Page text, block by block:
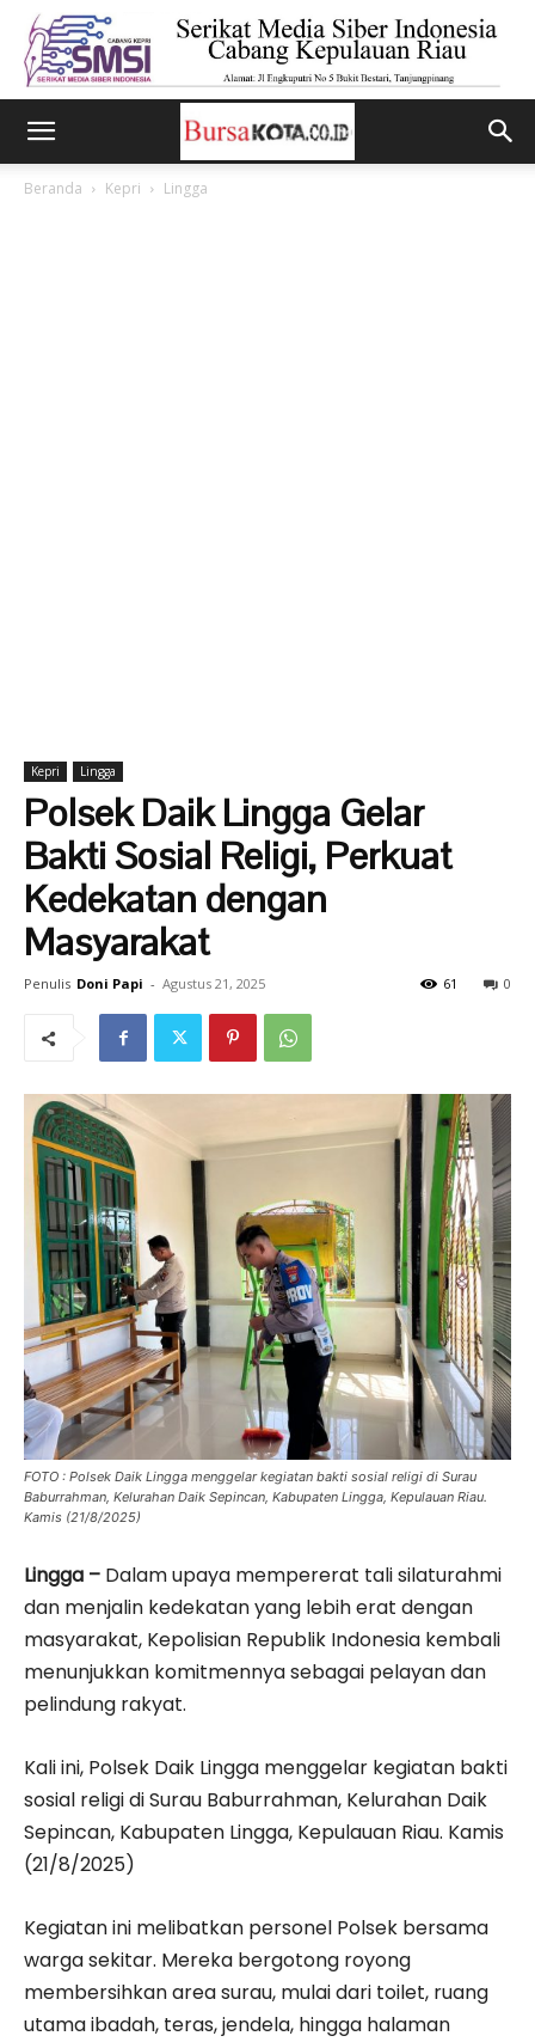
Beranda Kepri Lingga
Kepri Lingga
Polsek Daik Lingga Gelar
Bakti Sosial Religi, Perkuat
Kedekatan dengan
Masyarakat
Penulis Doni Papi - Agustus 21, 2025 0
61
FOTO : Polsek Daik Lingga menggelar kegiatan bakti sosial religi di Surau
Baburrahman, Kelurahan Daik Sepincan, Kabupaten Lingga, Kepulauan Riau.
Kamis (21/8/2025)
Lingga – Dalam upaya mempererat tali silaturahmi
dan menjalin kedekatan yang lebih erat dengan
masyarakat, Kepolisian Republik Indonesia kembali
menunjukkan komitmennya sebagai pelayan dan
pelindung rakyat.
Kali ini, Polsek Daik Lingga menggelar kegiatan bakti
sosial religi di Surau Baburrahman, Kelurahan Daik
Sepincan, Kabupaten Lingga, Kepulauan Riau. Kamis
(21/8/2025)
Kegiatan ini melibatkan personel Polsek bersama
warga sekitar. Mereka bergotong royong
membersihkan area surau, mulai dari toilet, ruang
utama ibadah, teras, jendela, hingga halaman